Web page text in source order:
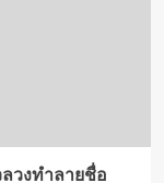
วงทำลายชื่อ